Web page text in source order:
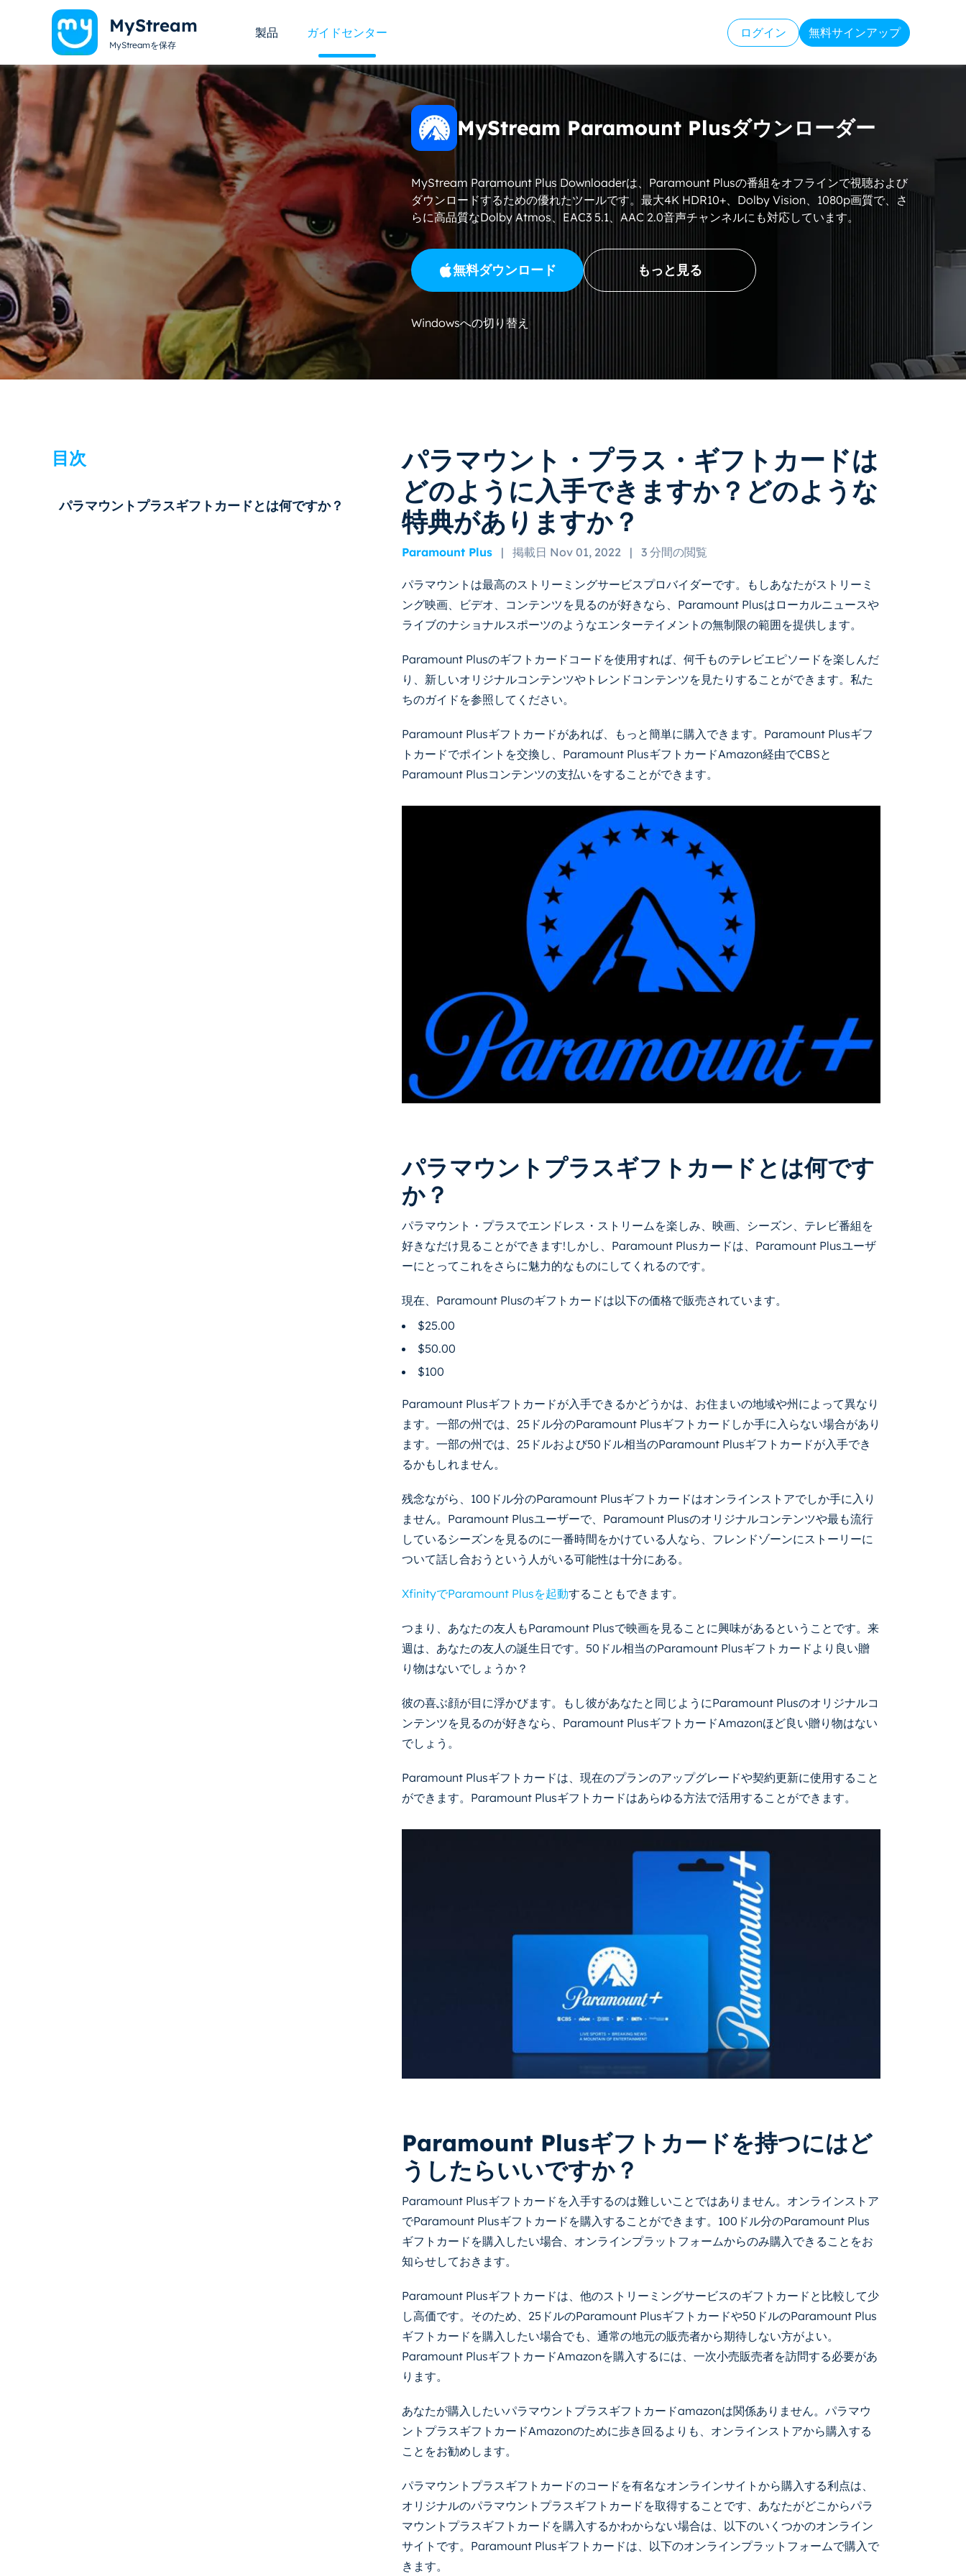
MyStream
MyStreamを保存
製品 ガイドセンター ログイン 無料サインアップ
MyStream Paramount Plusダウンローダー
MyStream Paramount Plus Downloaderは、Paramount Plusの番組をオフラインで視聴および
ダウンロードするための優れたツールです。最大4K HDR10+、Dolby Vision、1080p画質で、さ
らに高品質なDolby Atmos、EAC3 5.1、AAC 2.0音声チャンネルにも対応しています。
無料ダウンロード もっと見る
Windowsへの切り替え
パラマウント・プラス・ギフトカードは
どのように入手できますか？どのような
特典がありますか？
Paramount Plus | 掲載日 Nov 01, 2022 | 3 分間の閲覧
パラマウントは最高のストリーミングサービスプロバイダーです。もしあなたがストリーミ
ング映画、ビデオ、コンテンツを見るのが好きなら、Paramount Plusはローカルニュースや
ライブのナショナルスポーツのようなエンターテイメントの無制限の範囲を提供します。
Paramount Plusのギフトカードコードを使用すれば、何千ものテレビエピソードを楽しんだ
り、新しいオリジナルコンテンツやトレンドコンテンツを見たりすることができます。私た
ちのガイドを参照してください。
Paramount Plusギフトカードがあれば、もっと簡単に購入できます。Paramount Plusギフ
トカードでポイントを交換し、Paramount PlusギフトカードAmazon経由でCBSと
Paramount Plusコンテンツの支払いをすることができます。
パラマウントプラスギフトカードとは何です
か？
パラマウント・プラスでエンドレス・ストリームを楽しみ、映画、シーズン、テレビ番組を
好きなだけ見ることができます!しかし、Paramount Plusカードは、Paramount Plusユーザ
ーにとってこれをさらに魅力的なものにしてくれるのです。
現在、Paramount Plusのギフトカードは以下の価格で販売されています。
$25.00
$50.00
$100
Paramount Plusギフトカードが入手できるかどうかは、お住まいの地域や州によって異なり
ます。一部の州では、25ドル分のParamount Plusギフトカードしか手に入らない場合があり
ます。一部の州では、25ドルおよび50ドル相当のParamount Plusギフトカードが入手でき
るかもしれません。
残念ながら、100ドル分のParamount Plusギフトカードはオンラインストアでしか手に入り
ません。Paramount Plusユーザーで、Paramount Plusのオリジナルコンテンツや最も流行
しているシーズンを見るのに一番時間をかけている人なら、フレンドゾーンにストーリーに
ついて話し合おうという人がいる可能性は十分にある。
XfinityでParamount Plusを起動することもできます。
つまり、あなたの友人もParamount Plusで映画を見ることに興味があるということです。来
週は、あなたの友人の誕生日です。50ドル相当のParamount Plusギフトカードより良い贈
り物はないでしょうか？
彼の喜ぶ顔が目に浮かびます。もし彼があなたと同じようにParamount Plusのオリジナルコ
ンテンツを見るのが好きなら、Paramount PlusギフトカードAmazonほど良い贈り物はない
でしょう。
Paramount Plusギフトカードは、現在のプランのアップグレードや契約更新に使用すること
ができます。Paramount Plusギフトカードはあらゆる方法で活用することができます。
Paramount Plusギフトカードを持つにはど
うしたらいいですか？
Paramount Plusギフトカードを入手するのは難しいことではありません。オンラインストア
でParamount Plusギフトカードを購入することができます。100ドル分のParamount Plus
ギフトカードを購入したい場合、オンラインプラットフォームからのみ購入できることをお
知らせしておきます。
Paramount Plusギフトカードは、他のストリーミングサービスのギフトカードと比較して少
し高価です。そのため、25ドルのParamount Plusギフトカードや50ドルのParamount Plus
ギフトカードを購入したい場合でも、通常の地元の販売者から期待しない方がよい。
Paramount PlusギフトカードAmazonを購入するには、一次小売販売者を訪問する必要があ
ります。
あなたが購入したいパラマウントプラスギフトカードamazonは関係ありません。パラマウ
ントプラスギフトカードAmazonのために歩き回るよりも、オンラインストアから購入する
ことをお勧めします。
パラマウントプラスギフトカードのコードを有名なオンラインサイトから購入する利点は、
オリジナルのパラマウントプラスギフトカードを取得することです、あなたがどこからパラ
マウントプラスギフトカードを購入するかわからない場合は、以下のいくつかのオンライン
サイトです。Paramount Plusギフトカードは、以下のオンラインプラットフォームで購入で
きます。
目次
パラマウントプラスギフトカードとは何ですか？